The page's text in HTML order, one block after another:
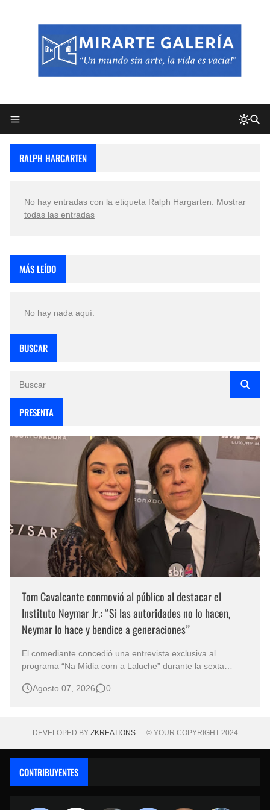
RALPH HARGARTEN
No hay entradas con la etiqueta Ralph Hargarten
Mostrar
todas las entradas
MÁS LEÍDO
No hay nada aquí.
BUSCAR
PRESENTA
Tom Cavalcante conmovió al público al destacar el
Instituto Neymar Jr.: “Si las autoridades no lo hacen,
Neymar lo hace y bendice a generaciones”
El comediante concedió una entrevista exclusiva al
programa “Na Mídia com a Laluche” durante la sexta
eventos benéficos más importantes de Brasil. En medio del
Agosto 07, 2026 0
DEVELOPED BY ZKREATIONS— © YOUR COPYRIGHT 2024
CONTRIBUYENTES